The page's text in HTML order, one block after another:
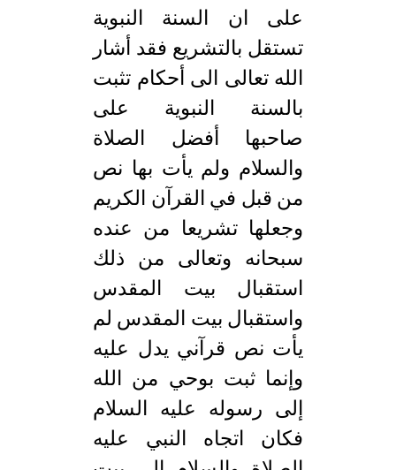
على ان السنة النبوية
تستقل بالتشريع فقد أشار
الله تعالى الى أحكام تثبت
بالسنة النبوية على
صاحبها أفضل الصلاة
والسلام ولم يأت بها نص
من قبل في القرآن الكريم
وجعلها تشريعا من عنده
سبحانه وتعالى من ذلك
استقبال بيت المقدس
واستقبال بيت المقدس لم
يأت نص قرآني يدل عليه
وإنما ثبت بوحي من الله
إلى رسوله عليه السلام
فكان اتجاه النبي عليه